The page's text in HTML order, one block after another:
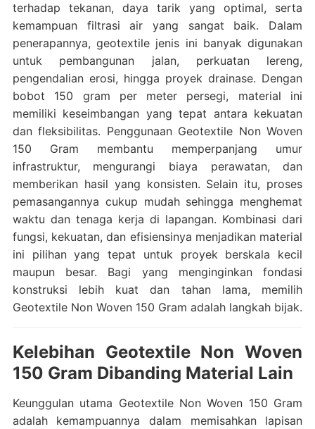
terhadap tekanan, daya tarik yang optimal, serta
kemampuan filtrasi air yang sangat baik. Dalam
penerapannya, geotextile jenis ini banyak digunakan
untuk pembangunan jalan, perkuatan lereng,
pengendalian erosi, hingga proyek drainase. Dengan
bobot 150 gram per meter persegi, material ini
memiliki keseimbangan yang tepat antara kekuatan
dan fleksibilitas. Penggunaan Geotextile Non Woven
150 Gram membantu memperpanjang umur
infrastruktur, mengurangi biaya perawatan, dan
memberikan hasil yang konsisten. Selain itu, proses
pemasangannya cukup mudah sehingga menghemat
waktu dan tenaga kerja di lapangan. Kombinasi dari
fungsi, kekuatan, dan efisiensinya menjadikan material
ini pilihan yang tepat untuk proyek berskala kecil
maupun besar. Bagi yang menginginkan fondasi
konstruksi lebih kuat dan tahan lama, memilih
Geotextile Non Woven 150 Gram adalah langkah bijak.
Kelebihan Geotextile Non Woven
150 Gram Dibanding Material Lain
Keunggulan utama Geotextile Non Woven 150 Gram
adalah kemampuannya dalam memisahkan lapisan